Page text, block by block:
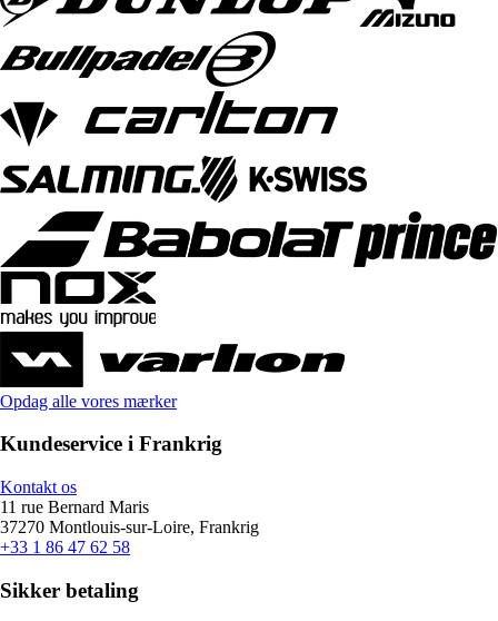
Opdag alle vores mærker
Kundeservice i Frankrig
Kontakt os
11 rue Bernard Maris
37270 Montlouis-sur-Loire, Frankrig
+33 1 86 47 62 58
Sikker betaling